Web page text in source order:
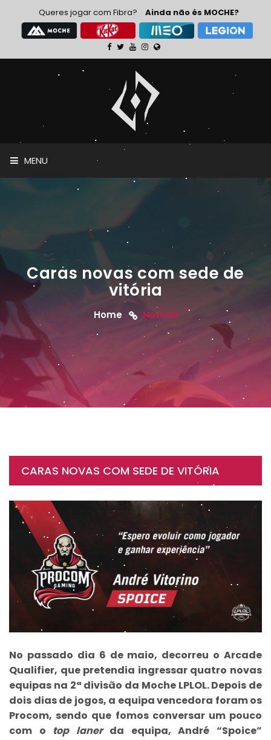
Queres jogar com Fibra? Ainda não és MOCHE?
MENU
Caras novas com sede de
vitória
Home Notícia
CARAS NOVAS COM SEDE DE VITÓRIA
No passado dia 6 de maio, decorreu o Arcade
Qualifier, que pretendia ingressar quatro novas
equipas na 2ª divisão da Moche LPLOL. Depois de
dois dias de jogos, a equipa vencedora foram os
Procom, sendo que fomos conversar um pouco
com o top lanerda equipa, André “Spoice”